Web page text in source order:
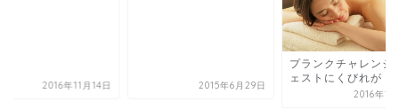
2016年11月14日 2015年6月29日
プランクチャレンジ
ェストにくびれが！
2016年1